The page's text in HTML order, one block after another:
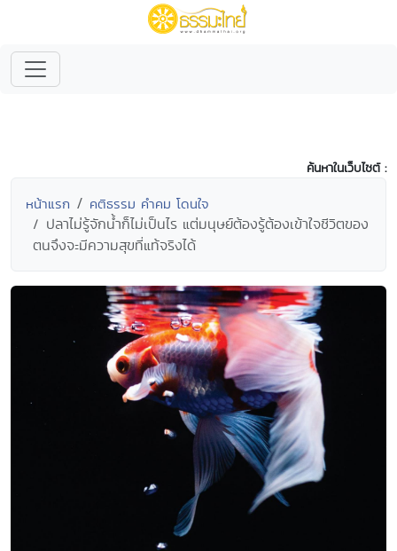
ค้นหาในเว็บไซต์ :
หน้าแรก คติธรรม คำคม โดนใจ
ปลาไม่รู้จักน้ำก็ไม่เป็นไร แต่มนุษย์ต้องรู้ต้องเข้าใจชีวิตของ
ตนจึงจะมีความสุขที่แท้จริงได้